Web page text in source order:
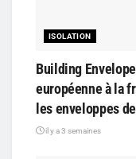
ISOLATION
Building
européenne à la
les enveloppes
il y a 3 semaines